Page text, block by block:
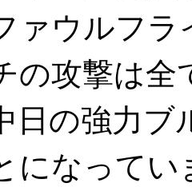
ァウルフラ
の攻撃は全
日の強力ブ
になって